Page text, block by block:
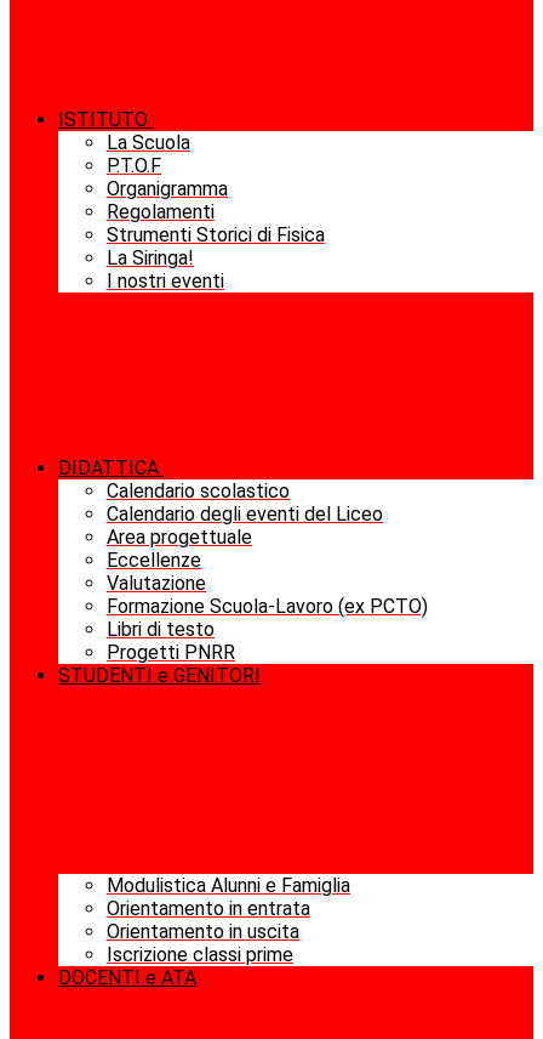
ISTITUTO
La Scuola
P.T.O.F
Organigramma
Regolamenti
Strumenti Storici di Fisica
La Siringa!
I nostri eventi
DIDATTICA
Calendario scolastico
Calendario degli eventi del Liceo
Area progettuale
Eccellenze
Valutazione
Formazione Scuola-Lavoro (ex PCTO)
Libri di testo
Progetti PNRR
STUDENTI e GENITORI
Modulistica Alunni e Famiglia
Orientamento in entrata
Orientamento in uscita
Iscrizione classi prime
DOCENTI e ATA